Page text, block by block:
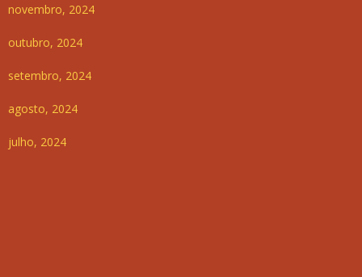
novembro, 2024
outubro, 2024
setembro, 2024
agosto, 2024
julho, 2024